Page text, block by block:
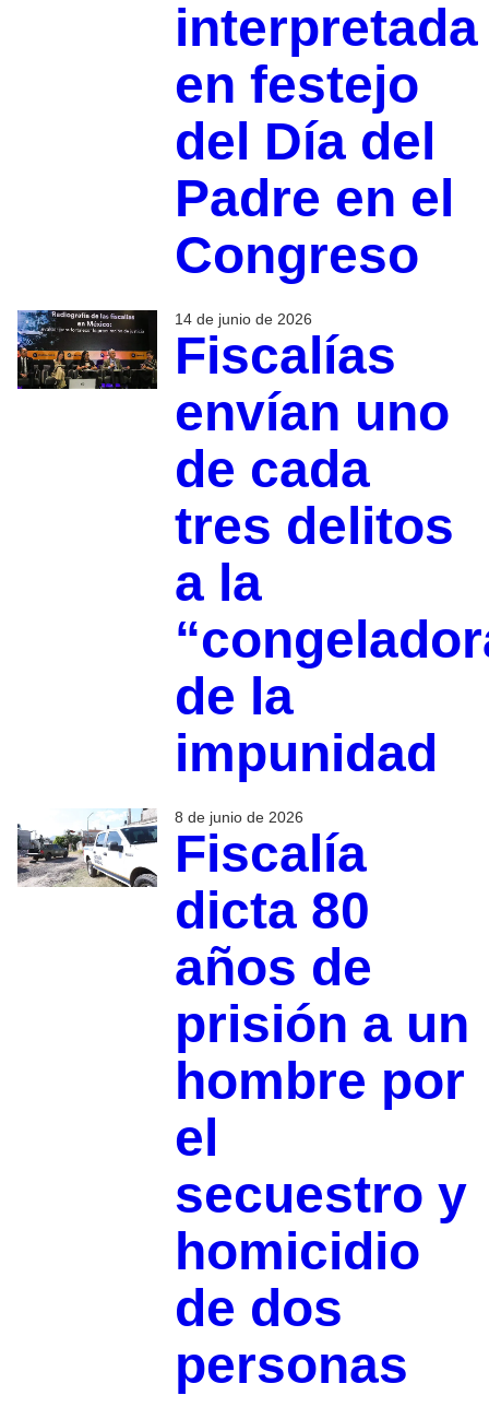
interpretada
en festejo
del Día del
Padre en el
Congreso
14 de junio de 2026
Fiscalías
envían uno
de cada
tres delitos
a la
de la
impunidad
8 de junio de 2026
Fiscalía
dicta 80
años de
prisión a un
hombre por
el
secuestro y
homicidio
de dos
personas